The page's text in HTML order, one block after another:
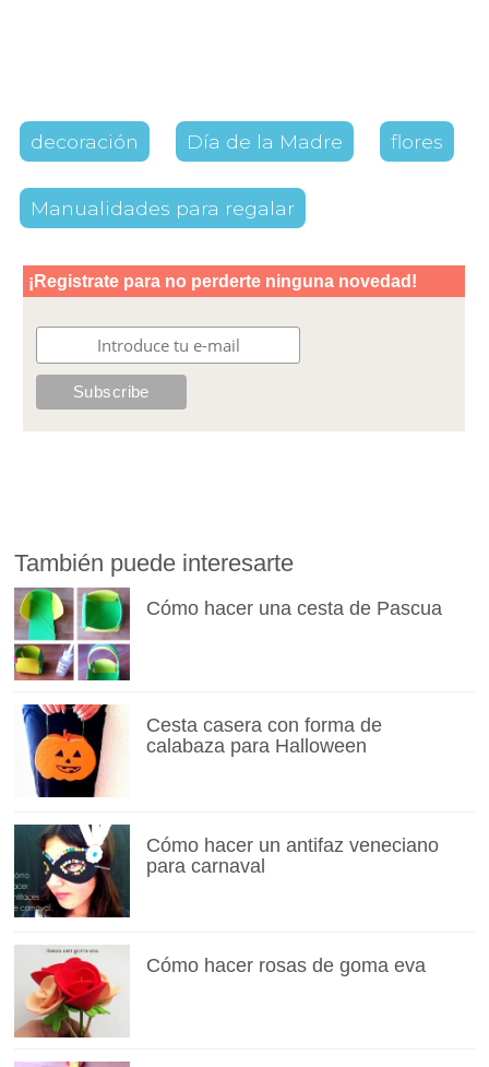
decoración Día de la Madre flores
Manualidades para regalar
También puede interesarte
Cómo hacer una cesta de Pascua
Cesta casera con forma de
calabaza para Halloween
Cómo hacer un antifaz veneciano
para carnaval
Cómo hacer rosas de goma eva